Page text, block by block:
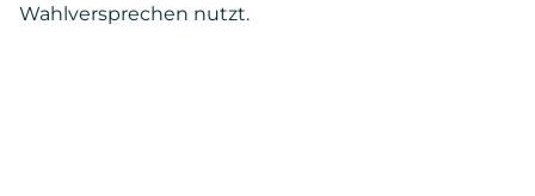
Wahlversprechen nutzt.